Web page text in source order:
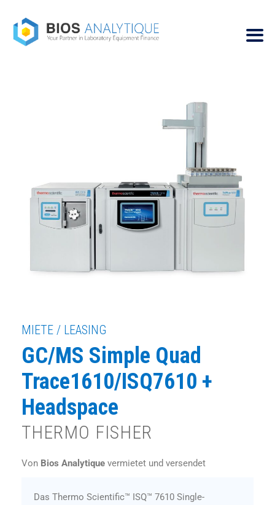
MIETE / LEASING
GC/MS Simple Quad
Trace1610/ISQ7610 +
Headspace
THERMO FISHER
Von Bios Analytique vermietet und versendet
Das Thermo Scientific™ ISQ™ 7610 Single-